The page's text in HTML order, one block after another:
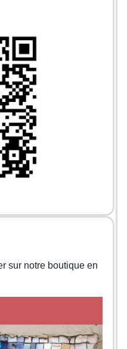
sur notre boutique en